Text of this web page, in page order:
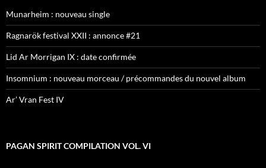
Munarheim : nouveau single
Ragnarök festival XXII : annonce #21
Lid Ar Morrigan IX : date confirmée
Insomnium : nouveau morceau / précommandes du nouvel album
Ar’ Vran Fest IV
PAGAN SPIRIT COMPILATION VOL. VI